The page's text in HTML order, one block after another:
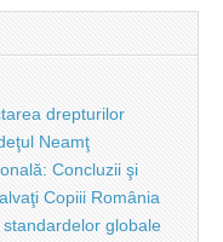
drepturilor
Neamţ
Concluzii şi
Copiii România
globale